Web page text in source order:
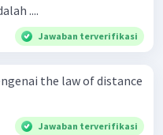
....
Jawaban terverifikasi
the law of distance
Jawaban terverifikasi